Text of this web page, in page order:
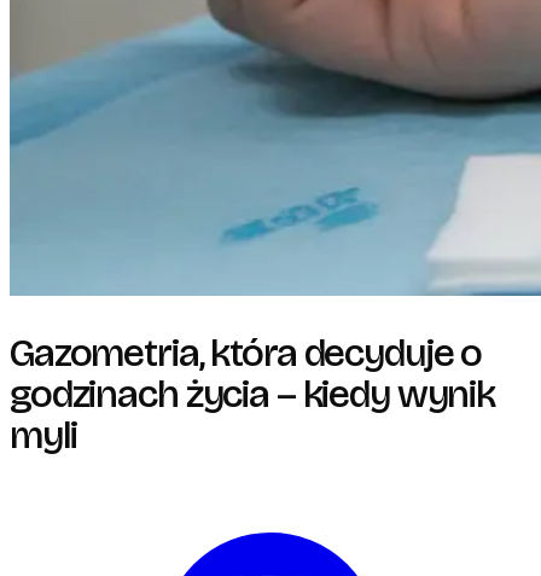
Gazometria, która decyduje o
godzinach życia – kiedy wynik
myli